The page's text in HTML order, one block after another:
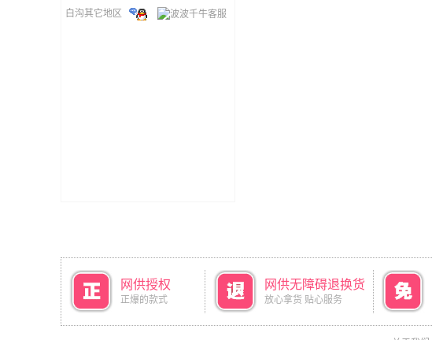
白沟其它地区
网供授权
正爆的款式
网供无障碍退换货
放心拿货 贴心服务